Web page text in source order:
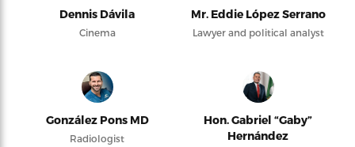
Dennis Dávila
Cinema
Mr. Eddie López Serrano
Lawyer and political analyst
González Pons MD
Radiologist
Hon. Gabriel “Gaby”
Hernández